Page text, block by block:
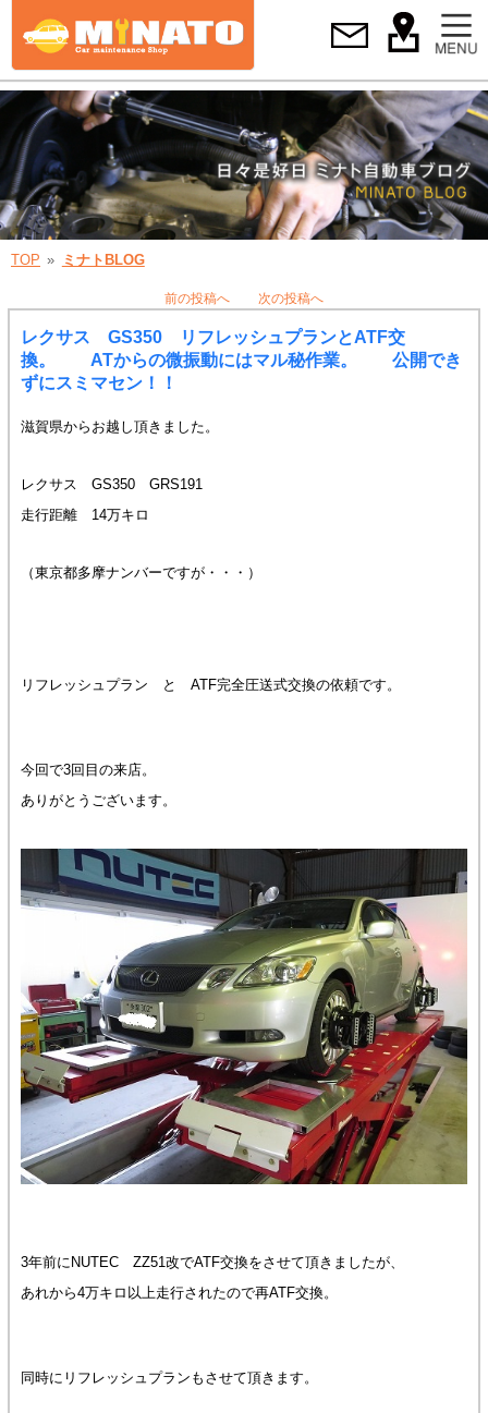
TOP ミナトBLOG
前の投稿へ 次の投稿へ
レクサス GS350 リフレッシュプランとATF交
換。 ATからの微振動にはマル秘作業。 公開でき
ずにスミマセン！！
滋賀県からお越し頂きました。
レクサス GS350 GRS191
走行距離 14万キロ
（東京都多摩ナンバーですが・・・）
リフレッシュプラン と ATF完全圧送式交換の依頼です。
今回で3回目の来店。
ありがとうございます。
3年前にNUTEC ZZ51改でATF交換をさせて頂きましたが、
あれから4万キロ以上走行されたので再ATF交換。
同時にリフレッシュプランもさせて頂きます。